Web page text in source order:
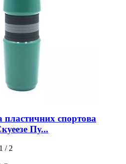
пластичних спортова
Пу...
/ 2